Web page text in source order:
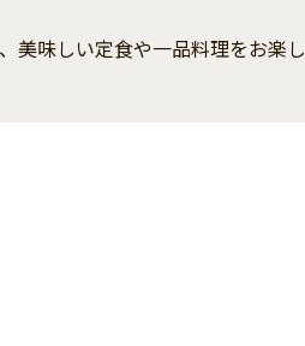
美味しい定食や一品料理をお楽